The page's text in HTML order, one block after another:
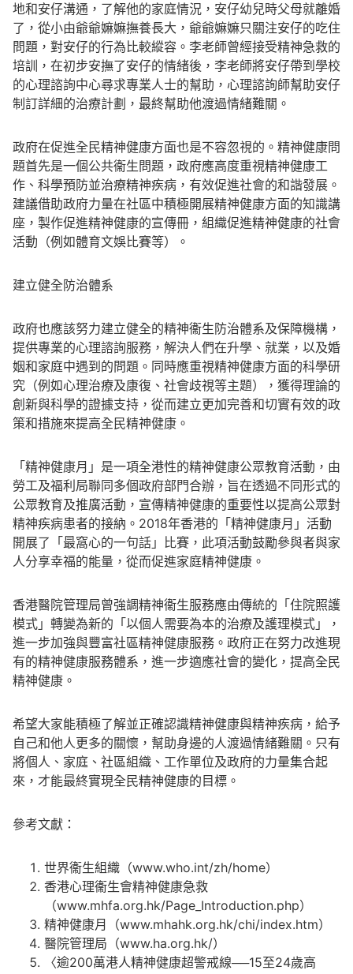
地和安仔溝通，了解他的家庭情況，安仔幼兒時父母就離婚
了，從小由爺爺嫲嫲撫養長大，爺爺嫲嫲只關注安仔的吃住
問題，對安仔的行為比較縱容。李老師曾經接受精神急救的
培訓，在初步安撫了安仔的情緒後，李老師將安仔帶到學校
的心理諮詢中心尋求專業人士的幫助，心理諮詢師幫助安仔
制訂詳細的治療計劃，最終幫助他渡過情緒難關。
政府在促進全民精神健康方面也是不容忽視的。精神健康問
題首先是一個公共衞生問題，政府應高度重視精神健康工
作、科學預防並治療精神疾病，有效促進社會的和諧發展。
建議借助政府力量在社區中積極開展精神健康方面的知識講
座，製作促進精神健康的宣傳冊，組織促進精神健康的社會
活動（例如體育文娛比賽等）。
建立健全防治體系
政府也應該努力建立健全的精神衞生防治體系及保障機構，
提供專業的心理諮詢服務，解決人們在升學、就業，以及婚
姻和家庭中遇到的問題。同時應重視精神健康方面的科學研
究（例如心理治療及康復、社會歧視等主題），獲得理論的
創新與科學的證據支持，從而建立更加完善和切實有效的政
策和措施來提高全民精神健康。
「精神健康月」是一項全港性的精神健康公眾教育活動，由
勞工及福利局聯同多個政府部門合辦，旨在透過不同形式的
公眾教育及推廣活動，宣傳精神健康的重要性以提高公眾對
精神疾病患者的接納。2018年香港的「精神健康月」活動
開展了「最窩心的一句話」比賽，此項活動鼓勵參與者與家
人分享幸福的能量，從而促進家庭精神健康。
香港醫院管理局曾強調精神衞生服務應由傳統的「住院照護
模式」轉變為新的「以個人需要為本的治療及護理模式」，
進一步加強與豐富社區精神健康服務。政府正在努力改進現
有的精神健康服務體系，進一步適應社會的變化，提高全民
精神健康。
希望大家能積極了解並正確認識精神健康與精神疾病，給予
自己和他人更多的關懷，幫助身邊的人渡過情緒難關。只有
將個人、家庭、社區組織、工作單位及政府的力量集合起
來，才能最終實現全民精神健康的目標。
參考文獻：
世界衞生組織（www.who.int/zh/home）
香港心理衞生會精神健康急救
（www.mhfa.org.hk/Page_Introduction.php）
精神健康月（www.mhahk.org.hk/chi/index.htm）
醫院管理局（www.ha.org.hk/）
〈逾200萬港人精神健康超警戒線──15至24歲高